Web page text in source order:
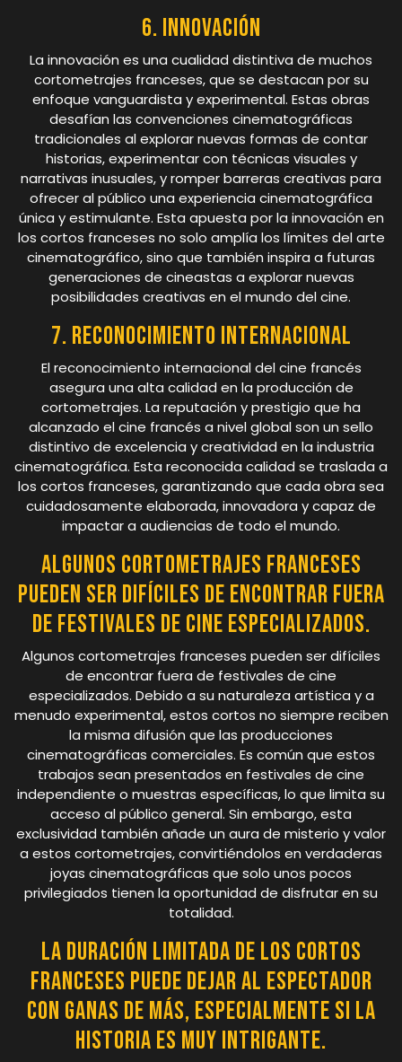
6. Innovación
La innovación es una cualidad distintiva de muchos
cortometrajes franceses, que se destacan por su
enfoque vanguardista y experimental. Estas obras
desafían las convenciones cinematográficas
tradicionales al explorar nuevas formas de contar
historias, experimentar con técnicas visuales y
narrativas inusuales, y romper barreras creativas para
ofrecer al público una experiencia cinematográfica
única y estimulante. Esta apuesta por la innovación en
los cortos franceses no solo amplía los límites del arte
cinematográfico, sino que también inspira a futuras
generaciones de cineastas a explorar nuevas
posibilidades creativas en el mundo del cine.
7. Reconocimiento internacional
El reconocimiento internacional del cine francés
asegura una alta calidad en la producción de
cortometrajes. La reputación y prestigio que ha
alcanzado el cine francés a nivel global son un sello
distintivo de excelencia y creatividad en la industria
cinematográfica. Esta reconocida calidad se traslada a
los cortos franceses, garantizando que cada obra sea
cuidadosamente elaborada, innovadora y capaz de
impactar a audiencias de todo el mundo.
Algunos cortometrajes franceses
pueden ser difíciles de encontrar fuera
de festivales de cine especializados.
Algunos cortometrajes franceses pueden ser difíciles
de encontrar fuera de festivales de cine
especializados. Debido a su naturaleza artística y a
menudo experimental, estos cortos no siempre reciben
la misma difusión que las producciones
cinematográficas comerciales. Es común que estos
trabajos sean presentados en festivales de cine
independiente o muestras específicas, lo que limita su
acceso al público general. Sin embargo, esta
exclusividad también añade un aura de misterio y valor
a estos cortometrajes, convirtiéndolos en verdaderas
joyas cinematográficas que solo unos pocos
privilegiados tienen la oportunidad de disfrutar en su
totalidad.
La duración limitada de los cortos
franceses puede dejar al espectador
con ganas de más, especialmente si la
historia es muy intrigante.